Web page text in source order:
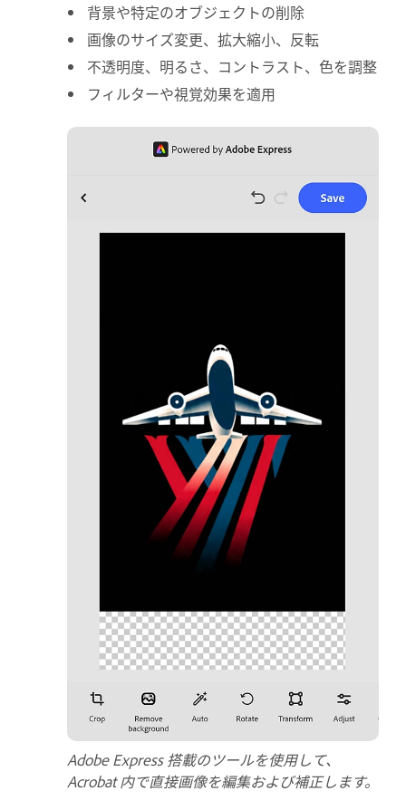
背景や特定のオブジェクトの削除
画像のサイズ変更、拡大縮小、反転
不透明度、明るさ、コントラスト、色を調整
フィルターや視覚効果を適用
Adobe Express 搭載のツールを使用して、
Acrobat 内で直接画像を編集および補正します。